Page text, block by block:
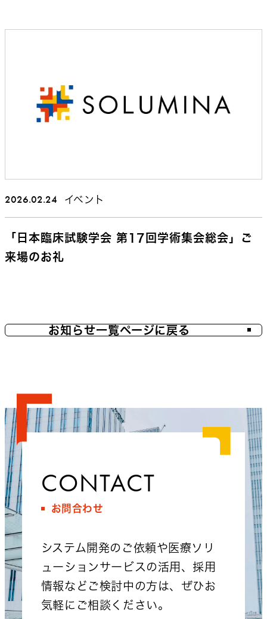
2026.02.24 イベント
「日本臨床試験学会 第17回学術集会総会」ご
来場のお礼
お知らせ一覧ページに戻る
CONTACT
お問合わせ
システム開発のご依頼や医療ソリ
ューションサービスの活用、採用
情報などご検討中の方は、ぜひお
気軽にご相談ください。